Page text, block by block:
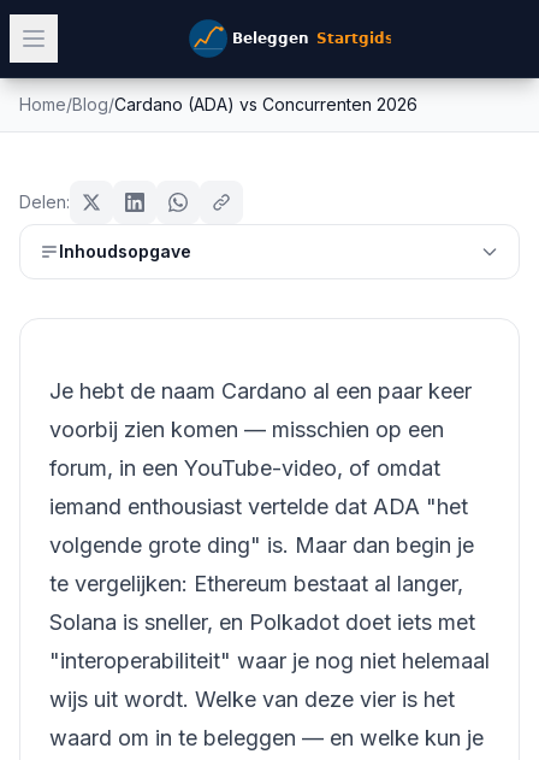
Home/Blog/Cardano (ADA) vs Concurrenten 2026
2026
8 april 202613min leestijd
Delen:
Inhoudsopgave
Je hebt de naam Cardano al een paar keer
voorbij zien komen — misschien op een
forum, in een YouTube-video, of omdat
iemand enthousiast vertelde dat ADA "het
volgende grote ding" is. Maar dan begin je
te vergelijken: Ethereum bestaat al langer,
Solana is sneller, en Polkadot doet iets met
"interoperabiliteit" waar je nog niet helemaal
wijs uit wordt. Welke van deze vier is het
waard om in te beleggen — en welke kun je